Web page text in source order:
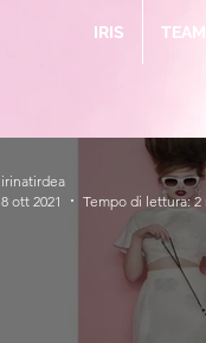
IRIS TEAM
irinatirdea
8 ott 2021
Tempo di lettura: 2